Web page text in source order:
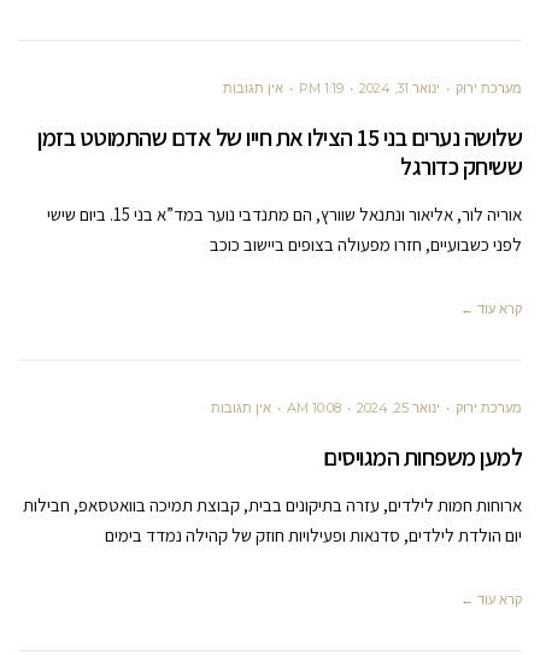
מערכת ירוק ינואר 31, 2024 1:19 PM אין תגובות
שלושה נערים בני 15 הצילו את חייו של אדם שהתמוטט בזמן
ששיחק כדורגל
אוריה לור, אליאור ונתנאל שוורץ, הם מתנדבי נוער במד”א בני 15. ביום שישי
לפני כשבועיים, חזרו מפעולה בצופים ביישוב כוכב
קרא עוד ←
מערכת ירוק ינואר 25, 2024 10:08 AM אין תגובות
למען משפחות המגויסים
ארוחות חמות לילדים, עזרה בתיקונים בבית, קבוצת תמיכה בוואטסאפ, חבילות
יום הולדת לילדים, סדנאות ופעילויות חוזק של קהילה נמדד בימים
קרא עוד ←